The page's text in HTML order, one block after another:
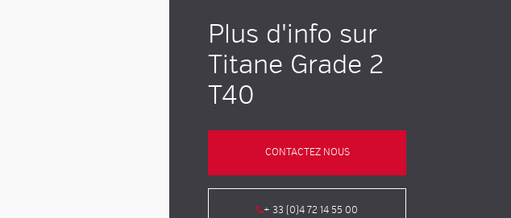
Plus d'info sur
Titane Grade 2
T40
CONTACTEZ NOUS
+ 33 (0)4 72 14 55 00